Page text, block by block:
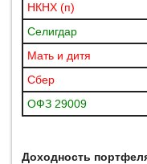
НКНХ (п)
Селигдар
Мать и дитя
Сбер
ОФЗ 29009
Доходность